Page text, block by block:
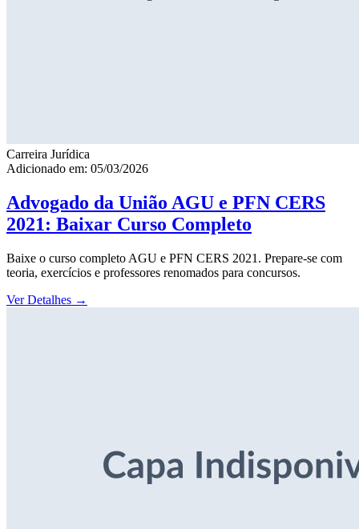
Carreira Jurídica
Adicionado em: 05/03/2026
Advogado da União AGU e PFN CERS
2021: Baixar Curso Completo
Baixe o curso completo AGU e PFN CERS 2021. Prepare-se com
teoria, exercícios e professores renomados para concursos.
Ver Detalhes →